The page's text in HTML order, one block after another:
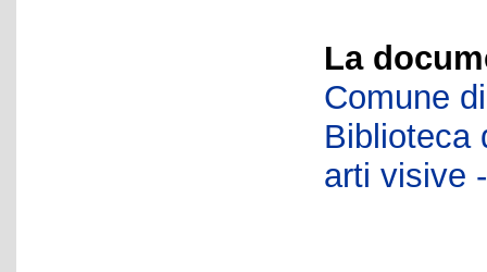
La
Comune
Biblioteca
arti visive